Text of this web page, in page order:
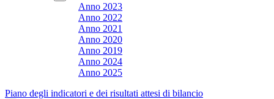
Anno 2023
Anno 2022
Anno 2021
Anno 2020
Anno 2019
Anno 2024
Anno 2025
Piano degli indicatori e dei risultati attesi di bilancio